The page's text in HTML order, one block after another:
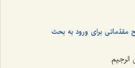
برای ورود به بحث
الرجیم